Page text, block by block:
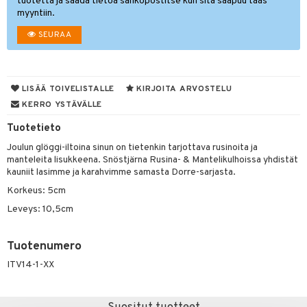
myyntiin.
SEURAA
LISÄÄ TOIVELISTALLE
KIRJOITA ARVOSTELU
KERRO YSTÄVÄLLE
Tuotetieto
Joulun glöggi-iltoina sinun on tietenkin tarjottava rusinoita ja
manteleita lisukkeena. Snöstjärna Rusina- & Mantelikulhoissa yhdistät
kauniit lasimme ja karahvimme samasta Dorre-sarjasta.
Korkeus: 5cm
Leveys: 10,5cm
Tuotenumero
ITV14-1-XX
sisustus
tarvikkeita
tekstiilit
koristelu
säilytys
tekstiilit
Saalit
& Tyynyliinat
& Peitot
& Koukut
& Veistokset
& Lyhdyt
tekstiilit